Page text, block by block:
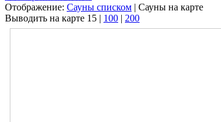
Отображение: Сауны списком | Сауны на карте
Выводить на карте 15 | 100 | 200